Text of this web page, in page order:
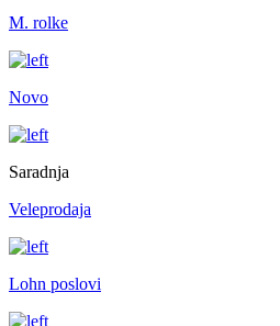
M. rolke
Novo
Saradnja
Veleprodaja
Lohn poslovi